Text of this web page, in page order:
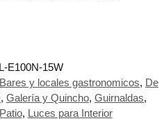
E100N-15W
Bares y locales gastronomicos, De
, Galería y Quincho, Guirnaldas,
, Luces para Interior